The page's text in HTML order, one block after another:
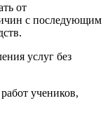
от
с последующим
услуг без
учеников,